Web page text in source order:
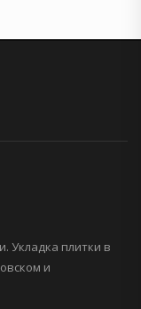
Укладка плитки в
и